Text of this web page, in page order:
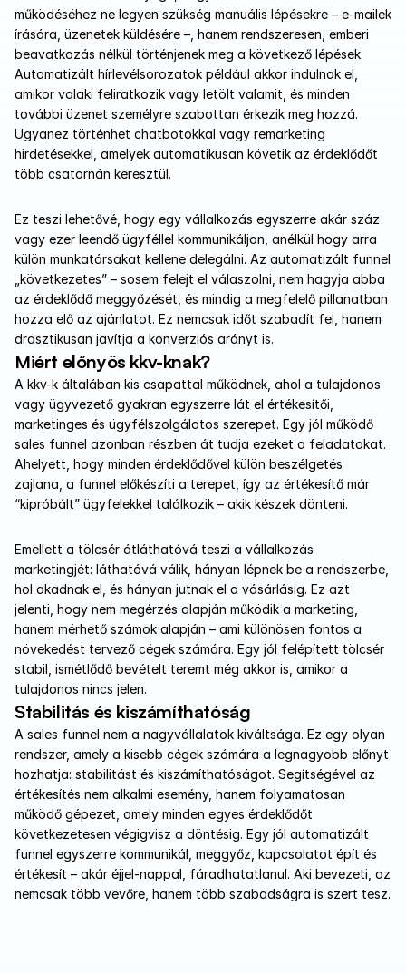
működéséhez ne legyen szükség manuális lépésekre – e-mailek
írására, üzenetek küldésére –, hanem rendszeresen, emberi
beavatkozás nélkül történjenek meg a következő lépések.
Automatizált hírlevélsorozatok például akkor indulnak el,
amikor valaki feliratkozik vagy letölt valamit, és minden
további üzenet személyre szabottan érkezik meg hozzá.
Ugyanez történhet chatbotokkal vagy remarketing
hirdetésekkel, amelyek automatikusan követik az érdeklődőt
több csatornán keresztül.
Ez teszi lehetővé, hogy egy vállalkozás egyszerre akár száz
vagy ezer leendő ügyféllel kommunikáljon, anélkül hogy arra
külön munkatársakat kellene delegálni. Az automatizált funnel
„következetes” – sosem felejt el válaszolni, nem hagyja abba
az érdeklődő meggyőzését, és mindig a megfelelő pillanatban
hozza elő az ajánlatot. Ez nemcsak időt szabadít fel, hanem
drasztikusan javítja a konverziós arányt is.
Miért előnyös kkv-knak?
A kkv-k általában kis csapattal működnek, ahol a tulajdonos
vagy ügyvezető gyakran egyszerre lát el értékesítői,
marketinges és ügyfélszolgálatos szerepet. Egy jól működő
sales funnel azonban részben át tudja ezeket a feladatokat.
Ahelyett, hogy minden érdeklődővel külön beszélgetés
zajlana, a funnel előkészíti a terepet, így az értékesítő már
“kipróbált” ügyfelekkel találkozik – akik készek dönteni.
Emellett a tölcsér átláthatóvá teszi a vállalkozás
marketingjét: láthatóvá válik, hányan lépnek be a rendszerbe,
hol akadnak el, és hányan jutnak el a vásárlásig. Ez azt
jelenti, hogy nem megérzés alapján működik a marketing,
hanem mérhető számok alapján – ami különösen fontos a
növekedést tervező cégek számára. Egy jól felépített tölcsér
stabil, ismétlődő bevételt teremt még akkor is, amikor a
tulajdonos nincs jelen.
Stabilitás és kiszámíthatóság
A sales funnel nem a nagyvállalatok kiváltsága. Ez egy olyan
rendszer, amely a kisebb cégek számára a legnagyobb előnyt
hozhatja: stabilitást és kiszámíthatóságot. Segítségével az
értékesítés nem alkalmi esemény, hanem folyamatosan
működő gépezet, amely minden egyes érdeklődőt
következetesen végigvisz a döntésig. Egy jól automatizált
funnel egyszerre kommunikál, meggyőz, kapcsolatot épít és
értékesít – akár éjjel-nappal, fáradhatatlanul. Aki bevezeti, az
nemcsak több vevőre, hanem több szabadságra is szert tesz.